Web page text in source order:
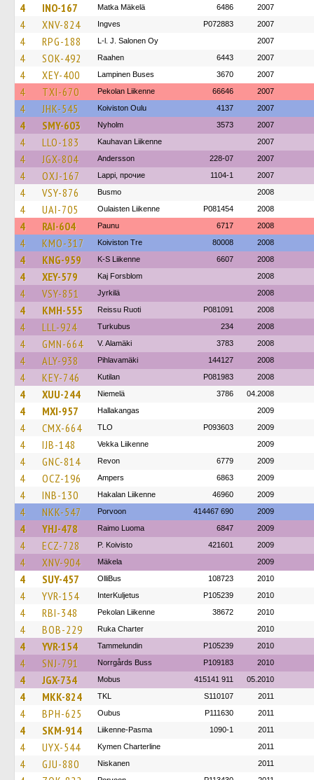
4 INO-167 Matka Mäkelä 6486 2007
4 XNV-824 Ingves P072883 2007
4 RPG-188 L-l. J. Salonen Oy 2007
4 SOK-492 Raahen 6443 2007
4 XEY-400 Lampinen Buses 3670 2007
4 TXI-670 Pekolan Liikenne 66646 2007
4 JHK-545 Koiviston Oulu 4137 2007
4 SMY-603 Nyholm 3573 2007
4 LLO-183 Kauhavan Liikenne 2007
4 JGX-804 Andersson 228-07 2007
4 OXJ-167 Lappi, прочие 1104-1 2007
4 VSY-876 Busmo 2008
4 UAI-705 Oulaisten Liikenne P081454 2008
4 RAI-604 Paunu 6717 2008
4 KMO-317 Koiviston Tre 80008 2008
4 KNG-959 K-S Liikenne 6607 2008
4 XEY-579 Kaj Forsblom 2008
4 VSY-851 Jyrkilä 2008
4 KMH-555 Reissu Ruoti P081091 2008
4 LLL-924 Turkubus 234 2008
4 GMN-664 V. Alamäki 3783 2008
4 ALY-938 Pihlavamäki 144127 2008
4 KEY-746 Kutilan P081983 2008
4 XUU-244 Niemelä 3786 04.2008
4 MXI-957 Hallakangas 2009
4 CMX-664 TLO P093603 2009
4 IJB-148 Vekka Liikenne 2009
4 GNC-814 Revon 6779 2009
4 OCZ-196 Ampers 6863 2009
4 INB-130 Hakalan Liikenne 46960 2009
4 NKK-547 Porvoon 414467 690 2009
4 YHJ-478 Raimo Luoma 6847 2009
4 ECZ-728 P. Koivisto 421601 2009
4 XNV-904 Mäkela 2009
4 SUY-457 OlliBus 108723 2010
4 YVR-154 InterKuljetus P105239 2010
4 RBI-348 Pekolan Liikenne 38672 2010
4 BOB-229 Ruka Charter 2010
4 YVR-154 Tammelundin P105239 2010
4 SNJ-791 Norrgårds Buss P109183 2010
4 JGX-734 Mobus 415141 911 05.2010
4 MKK-824 TKL S110107 2011
4 BPH-625 Oubus P111630 2011
4 SKM-914 Liikenne-Pasma 1090-1 2011
4 UYX-544 Kymen Charterline 2011
4 GJU-880 Niskanen 2011